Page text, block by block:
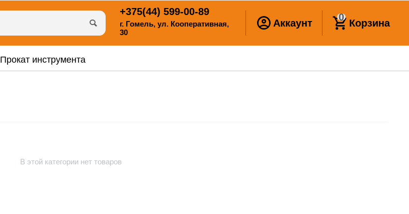
+375(44) 599-00-89
г. Гомель, ул. Кооперативная,
30
Аккаунт
0
Корзина
Прокат инструмента
В этой категории нет товаров